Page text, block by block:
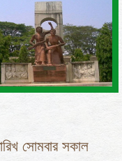
সোমবার সকাল